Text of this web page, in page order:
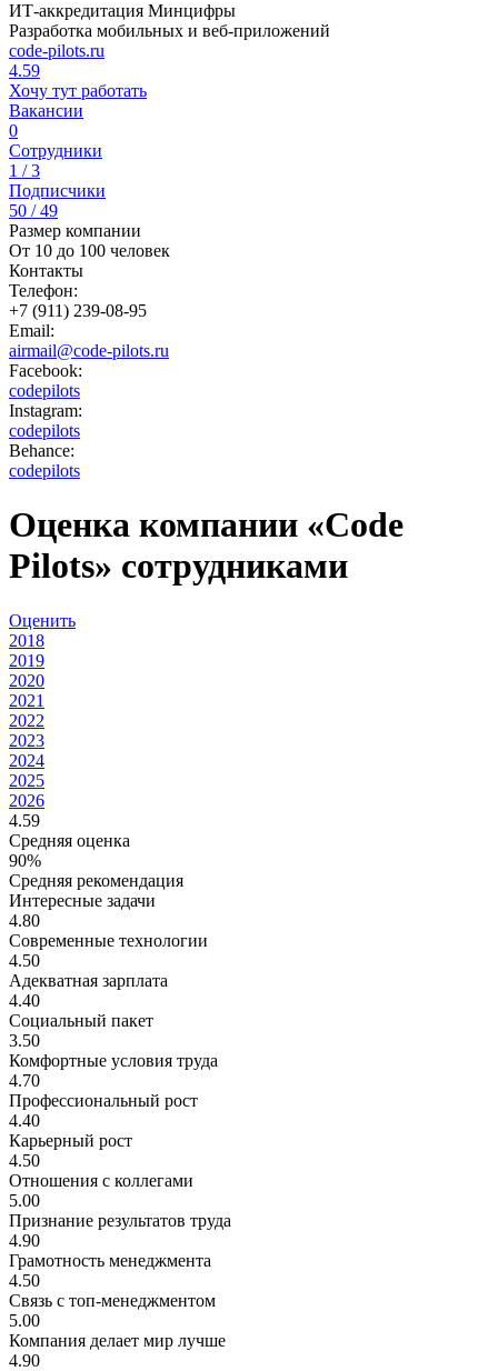
ИТ-аккредитация Минцифры
Разработка мобильных и веб-приложений
code-pilots.ru
4.59
Хочу тут работать
Вакансии
0
Сотрудники
1 / 3
Подписчики
50 / 49
Размер компании
От 10 до 100 человек
Контакты
Телефон:
+7 (911) 239-08-95
Email:
airmail@code-pilots.ru
Facebook:
codepilots
Instagram:
codepilots
Behance:
codepilots
Оценка компании «Code
Pilots» сотрудниками
Оценить
2018
2019
2020
2021
2022
2023
2024
2025
2026
4.59
Средняя оценка
90%
Средняя рекомендация
Интересные задачи
4.80
Современные технологии
4.50
Адекватная зарплата
4.40
Социальный пакет
3.50
Комфортные условия труда
4.70
Профессиональный рост
4.40
Карьерный рост
4.50
Отношения с коллегами
5.00
Признание результатов труда
4.90
Грамотность менеджмента
4.50
Связь с топ-менеджментом
5.00
Компания делает мир лучше
4.90